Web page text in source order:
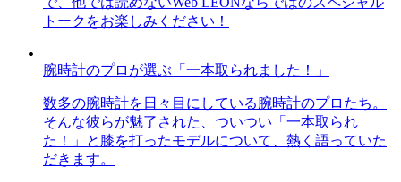
トークをお楽しみください！
腕時計のプロが選ぶ「一本取られました！」
数多の腕時計を日々目にしている腕時計のプロたち。
そんな彼らが魅了された、ついつい「一本取られ
た！」と膝を打ったモデルについて、熱く語っていた
だきます。